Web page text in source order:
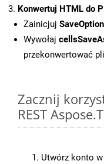
Konwertuj HTML do
Zainicjuj SaveOption
Wywołaj
przekonwertować
Zacznij
REST
Utwórz konto w